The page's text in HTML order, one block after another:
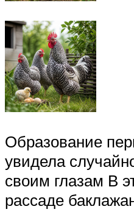
Образование
увидела
своим глазам В
рассаде